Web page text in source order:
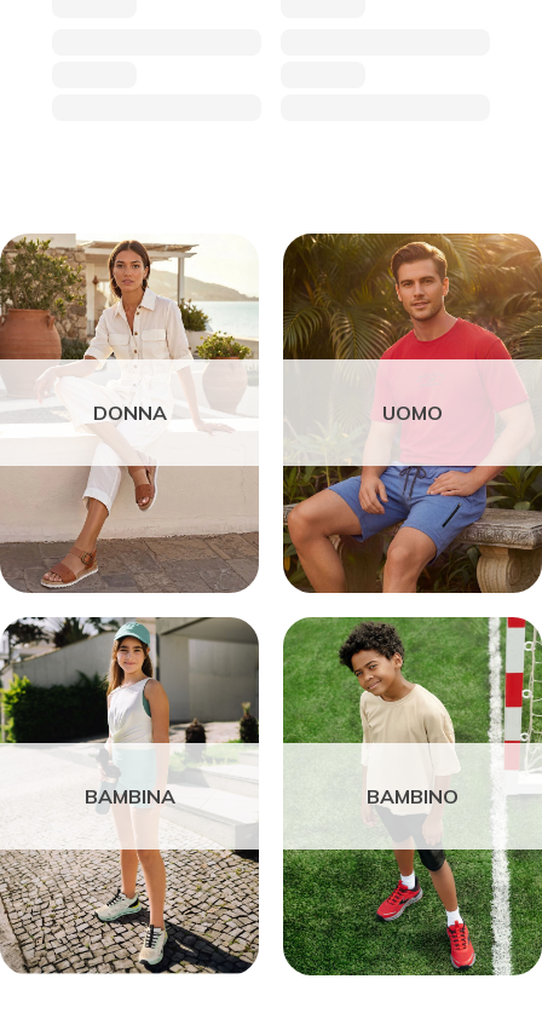
DONNA UOMO
BAMBINA BAMBINO